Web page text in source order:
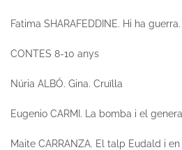
Fatima SHARAFEDDINE. Hi ha guerra.
CONTES 8-10 anys
Núria ALBÓ. Gina. Cruïlla
Eugenio CARMI. La bomba i el
Maite CARRANZA. El talp Eudald i